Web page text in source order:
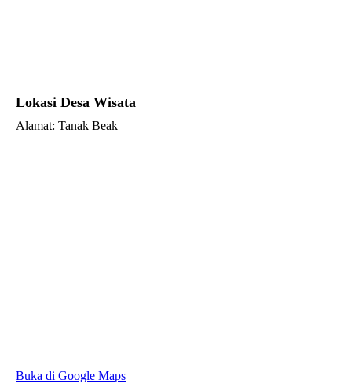
Lokasi Desa Wisata
Alamat: Tanak Beak
Buka di Google Maps